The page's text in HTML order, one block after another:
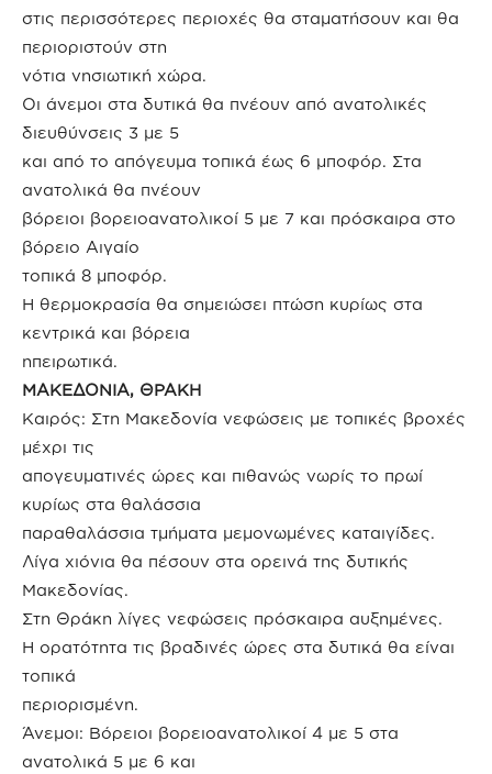
στις περισσότερες περιοχές θα σταματήσουν και θα
περιοριστούν στη
νότια νησιωτική χώρα.
Οι άνεμοι στα δυτικά θα πνέουν από ανατολικές
διευθύνσεις 3 με 5
και από το απόγευμα τοπικά έως 6 μποφόρ. Στα
ανατολικά θα πνέουν
βόρειοι βορειοανατολικοί 5 με 7 και πρόσκαιρα στο
βόρειο Αιγαίο
τοπικά 8 μποφόρ.
Η θερμοκρασία θα σημειώσει πτώση κυρίως στα
κεντρικά και βόρεια
ηπειρωτικά.
ΜΑΚΕΔΟΝΙΑ, ΘΡΑΚΗ
Καιρός: Στη Μακεδονία νεφώσεις με τοπικές βροχές
μέχρι τις
απογευματινές ώρες και πιθανώς νωρίς το πρωί
κυρίως στα θαλάσσια
παραθαλάσσια τμήματα μεμονωμένες καταιγίδες.
Λίγα χιόνια θα πέσουν στα ορεινά της δυτικής
Μακεδονίας.
Στη Θράκη λίγες νεφώσεις πρόσκαιρα αυξημένες.
Η ορατότητα τις βραδινές ώρες στα δυτικά θα είναι
τοπικά
περιορισμένη.
Άνεμοι: Βόρειοι βορειοανατολικοί 4 με 5 στα
ανατολικά 5 με 6 και